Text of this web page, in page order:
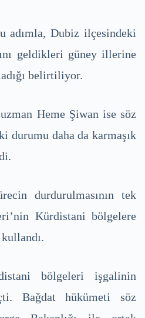
adımla, Dubiz ilçesindeki
geldikleri güney illerine
belirtiliyor.
Heme Şiwan ise söz
durumu daha da karmaşık
durdurulmasının tek
Kürdistani bölgelere
bölgeleri işgalinin
Bağdat hükümeti söz